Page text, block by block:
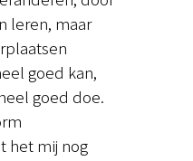
leren, maar
goed kan,
goed doe.
het mij nog